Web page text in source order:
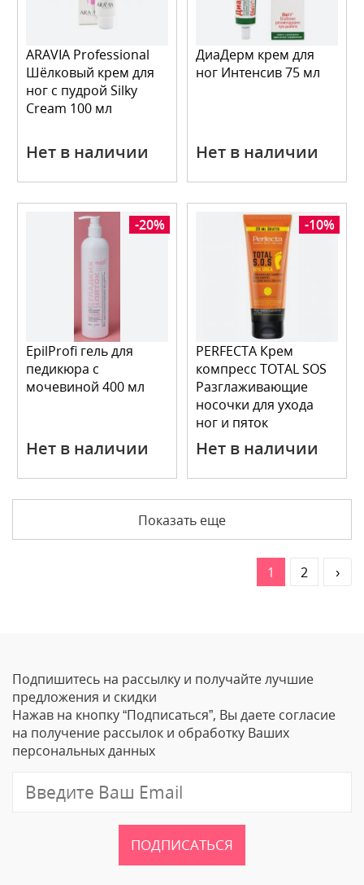
ARAVIA Professional
Шёлковый крем для
ног с пудрой Silky
Cream 100 мл
Нет в наличии
ДиаДерм крем для
ног Интенсив 75 мл
Нет в наличии
-20%
EpilProfi гель для
педикюра с
мочевиной 400 мл
Нет в наличии
-10%
PERFECTA Крем
компресс TOTAL SOS
Разглаживающие
носочки для ухода
ног и пяток
Нет в наличии
Показать еще
1 2 ›
Подпишитесь на рассылку и получайте лучшие
предложения и скидки
Нажав на кнопку “Подписаться”, Вы даете согласие
на получение рассылок и обработку Ваших
персональных данных
ПОДПИСАТЬСЯ